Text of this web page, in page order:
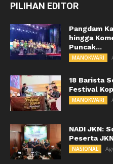
PILIHAN EDITOR
Pangdam
hingga
Puncak...
MANOKWARI
18 Barista
Festival
MANOKWARI
NADI JKN:
Peserta
NASIONAL